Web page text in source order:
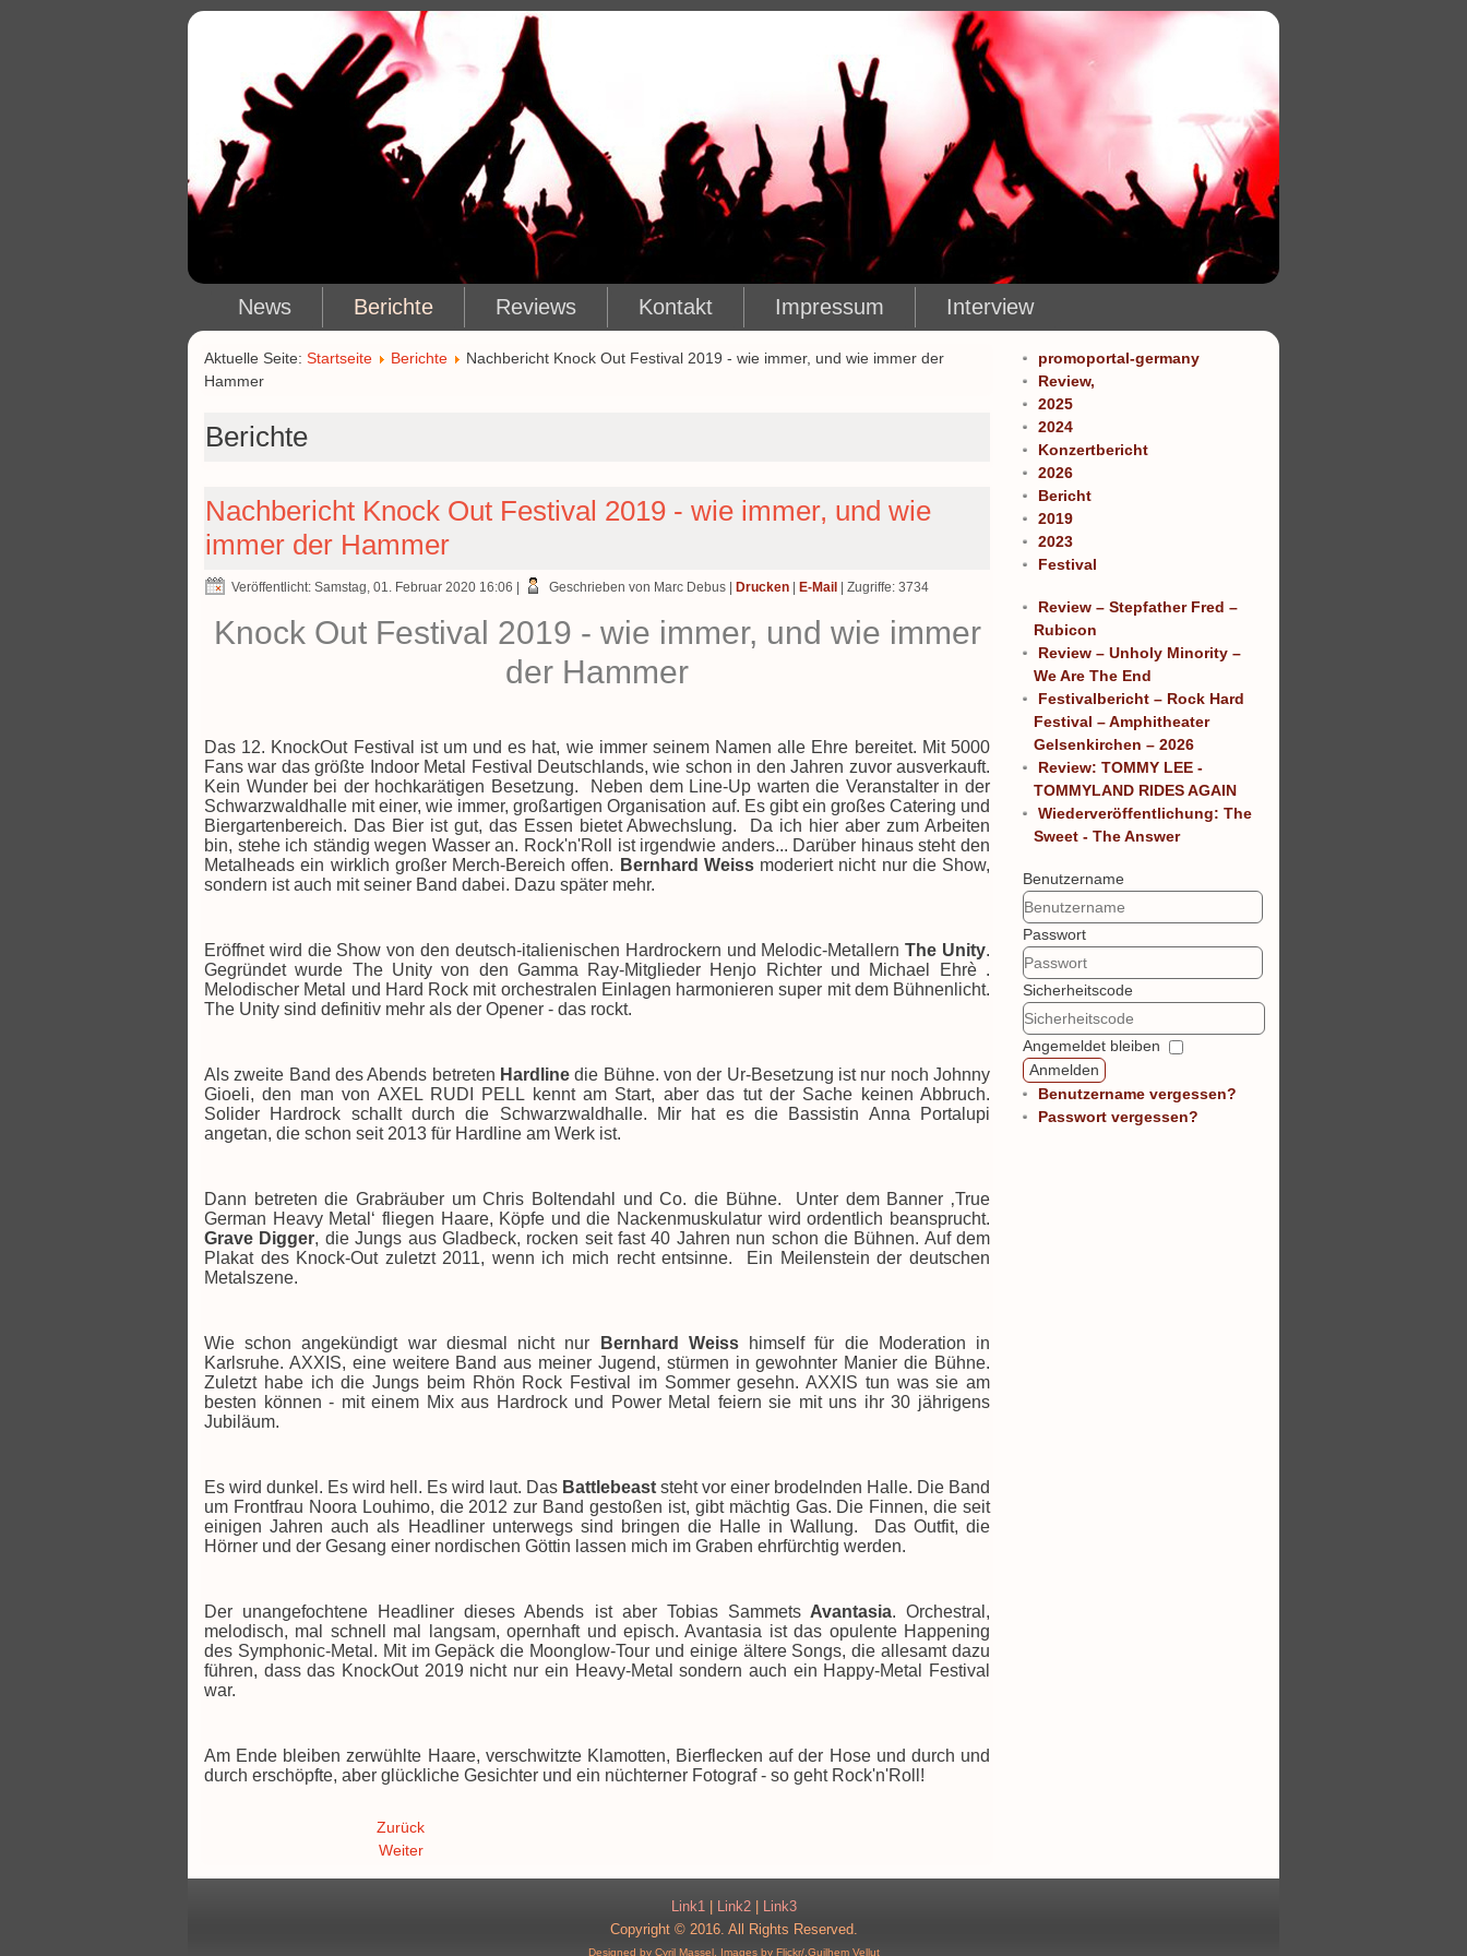
News Berichte Reviews Kontakt Impressum Interview
Aktuelle Seite: Startseite Berichte
Nachbericht Knock Out Festival 2019 - wie immer, und wie immer der
Hammer
Berichte
Nachbericht Knock Out Festival 2019 - wie immer, und wie
immer der Hammer
Veröffentlicht: Samstag, 01. Februar 2020 16:06 Geschrieben von Marc Debus Drucken E-Mail | Zugriffe: 3734
Knock Out Festival 2019 - wie immer, und wie immer
der Hammer
Das 12. KnockOut Festival ist um und es hat, wie immer seinem Namen alle Ehre bereitet. Mit 5000
Fans war das größte Indoor Metal Festival Deutschlands, wie schon in den Jahren zuvor ausverkauft.
Kein Wunder bei der hochkarätigen Besetzung.
Neben dem Line-Up warten die Veranstalter in der
Schwarzwaldhalle mit einer, wie immer, großartigen Organisation auf. Es gibt ein großes Catering und
Biergartenbereich. Das Bier ist gut, das Essen bietet Abwechslung.
Da ich hier aber zum Arbeiten
bin, stehe ich ständig wegen Wasser an. Rock'n'Roll ist irgendwie anders... Darüber hinaus steht den
Metalheads ein wirklich großer Merch-Bereich offen. Bernhard Weissmoderiert nicht nur die Show,
sondern ist auch mit seiner Band dabei. Dazu später mehr.
Eröffnet wird die Show von den deutsch-italienischen Hardrockern und Melodic-MetallernThe Unity.
Gegründet wurde The Unity von den Gamma Ray-Mitglieder Henjo Richter und Michael Ehrè .
Melodischer Metal und Hard Rock mit orchestralen Einlagen harmonieren super mit dem Bühnenlicht.
The Unity sind definitiv mehr als der Opener - das rockt.
Als zweite Band des Abends betreten Hardline die Bühne. von der Ur-Besetzung ist nur noch Johnny
Gioeli, den man von AXEL RUDI PELL kennt am Start, aber das tut der Sache keinen Abbruch.
Solider Hardrock schallt durch die Schwarzwaldhalle. Mir hat es die Bassistin Anna Portalupi
angetan, die schon seit 2013 für Hardline am Werk ist.
Dann betreten die Grabräuber um Chris Boltendahl und Co. die Bühne.
Unter dem Banner ‚True
German Heavy Metal‘ fliegen Haare, Köpfe und die Nackenmuskulatur wird ordentlich beansprucht.
Grave Digger, die Jungs aus Gladbeck, rocken seit fast 40 Jahren nun schon die Bühnen. Auf dem
Plakat des Knock-Out zuletzt 2011, wenn ich mich recht entsinne.
Ein Meilenstein der deutschen
Metalszene.
Wie schon angekündigt war diesmal nicht nur Bernhard Weiss
himself für die Moderation in
Karlsruhe. AXXIS, eine weitere Band aus meiner Jugend, stürmen in gewohnter Manier die Bühne.
Zuletzt habe ich die Jungs beim Rhön Rock Festival im Sommer gesehn. AXXIS tun was sie am
besten können - mit einem Mix aus Hardrock und Power Metal feiern sie mit uns ihr 30 jährigens
Jubiläum.
Es wird dunkel. Es wird hell. Es wird laut. Das Battlebeast steht vor einer brodelnden Halle. Die Band
um Frontfrau Noora Louhimo, die 2012 zur Band gestoßen ist, gibt mächtig Gas. Die Finnen, die seit
einigen Jahren auch als Headliner unterwegs sind bringen die Halle in Wallung.
Das Outfit, die
Hörner und der Gesang einer nordischen Göttin lassen mich im Graben ehrfürchtig werden.
Der unangefochtene Headliner dieses Abends ist aber Tobias SammetsAvantasia. Orchestral,
melodisch, mal schnell mal langsam, opernhaft und episch. Avantasia ist das opulente Happening
des Symphonic-Metal. Mit im Gepäck die Moonglow-Tour und einige ältere Songs, die allesamt dazu
führen, dass das KnockOut 2019 nicht nur ein Heavy-Metal sondern auch ein Happy-Metal Festival
war.
Am Ende bleiben zerwühlte Haare, verschwitzte Klamotten, Bierflecken auf der Hose und durch und
durch erschöpfte, aber glückliche Gesichter und ein nüchterner Fotograf - so geht Rock'n'Roll!
Zurück
Weiter
promoportal-germany
Review,
2025
2024
Konzertbericht
2026
Bericht
2019
2023
Festival
Review – Stepfather Fred –
Rubicon
Review – Unholy Minority –
We Are The End
Festivalbericht – Rock Hard
Festival – Amphitheater
Gelsenkirchen – 2026
Review: TOMMY LEE -
TOMMYLAND RIDES AGAIN
Wiederveröffentlichung: The
Sweet - The Answer
Benutzername
Passwort
Sicherheitscode
Angemeldet bleiben
Anmelden
Benutzername vergessen?
Passwort vergessen?
Link1| Link2|
Link3
Copyright © 2016. All Rights Reserved.
Designed by Cyril Massel. Images by Flickr/,Guilhem Vellut